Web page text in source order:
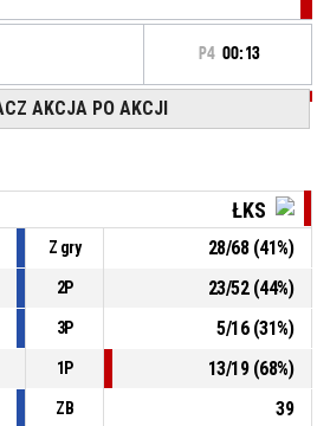
P4 00:13
Śnieżyński, Rzut z wyskoku za 2 niecelny
- prowadzenie 14 86-72
P4 00:20
z wyskoku za 2 niecelny P4 00:22
AKCJA PO AKCJI
ŁKS
Z gry 28/68(41%)
2P 23/52(44%)
3P 5/16(31%)
1P 13/19(68%)
ZB
39